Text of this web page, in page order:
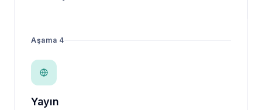
Aşama 4
Yayın